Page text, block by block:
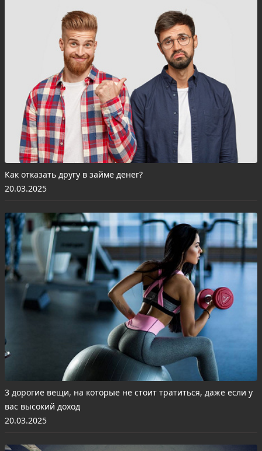
Как отказать другу в займе денег?
20.03.2025
3 дорогие вещи, на которые не стоит тратиться, даже если у
вас высокий доход
20.03.2025